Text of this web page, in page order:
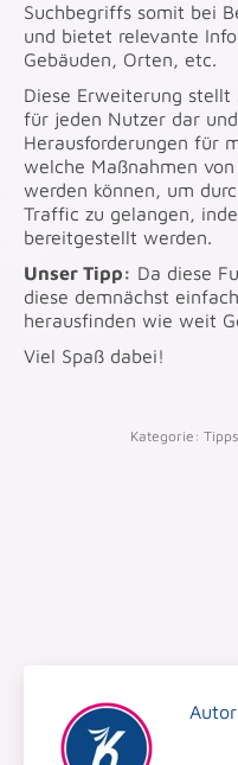
Suchbegriffs somit bei
und bietet relevante
Gebäuden, Orten, etc.
Diese Erweiterung
für jeden Nutzer dar
Herausforderungen für
welche Maßnahmen
werden können, um
Traffic zu gelangen,
bereitgestellt werden.
Unser Tipp: Da diese
diese demnächst
herausfinden wie weit
Viel Spaß dabei!
Kategorie: